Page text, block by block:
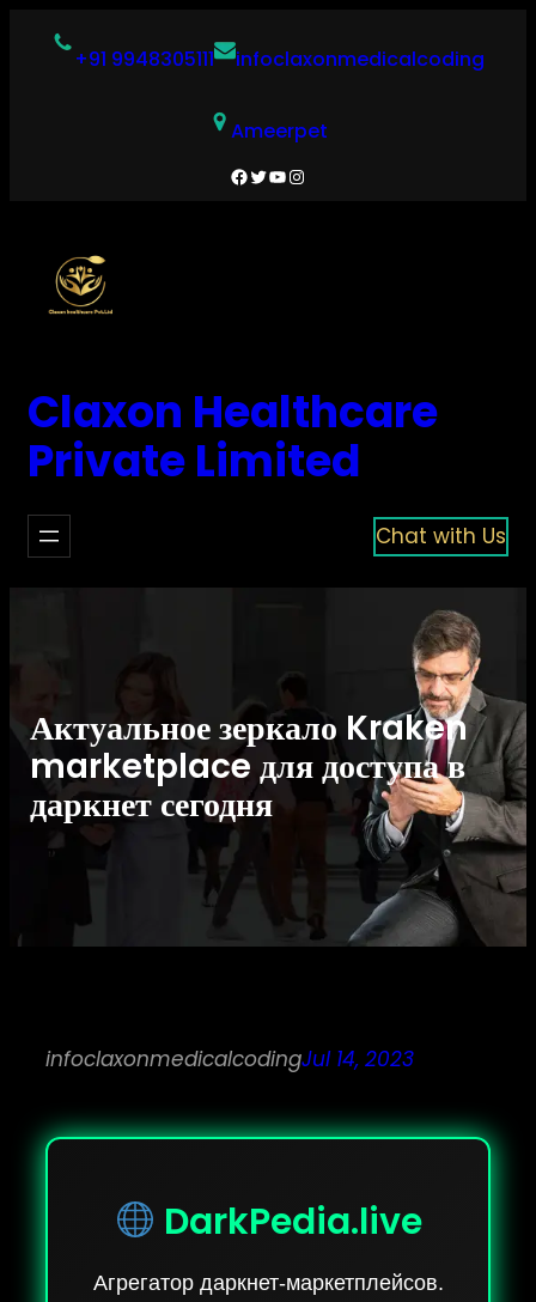
+91 9948305111 infoclaxonmedicalcoding
Ameerpet
Facebook
Twitter
YouTube
Instagram
Claxon Healthcare
Private Limited
Chat with Us
Актуальное зеркало Kraken
marketplace для доступа в
даркнет сегодня
infoclaxonmedicalcodingJul 14, 2023
DarkPedia.live
Агрегатор даркнет-маркетплейсов.